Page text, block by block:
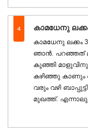
4 കാമധേനു
കാമധേനു ലക്കം
ഞാന്‍. പറഞ്ഞത്
കുഞ്ഞി മാളുവിനു
കഴിഞ്ഞു കാണും
വരും വഴി
മുഖത്ത്.